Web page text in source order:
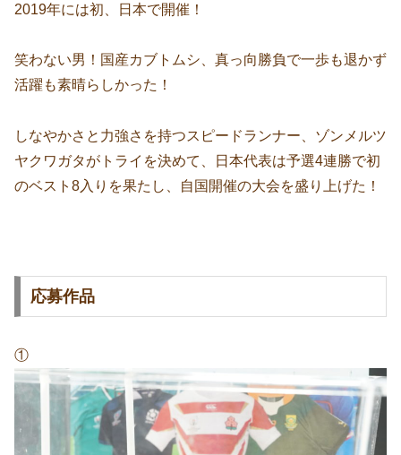
2019年には初、日本で開催！
笑わない男！国産カブトムシ、真っ向勝負で一歩も退かず
活躍も素晴らしかった！
しなやかさと力強さを持つスピードランナー、ゾンメルツ
ヤクワガタがトライを決めて、日本代表は予選4連勝で初
のベスト8入りを果たし、自国開催の大会を盛り上げた！
応募作品
①